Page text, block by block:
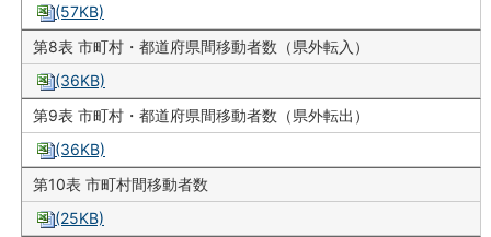
(57KB)
第8表 市町村・都道府県間移動者数（県外転入）
(36KB)
第9表 市町村・都道府県間移動者数（県外転出）
(36KB)
第10表 市町村間移動者数
(25KB)